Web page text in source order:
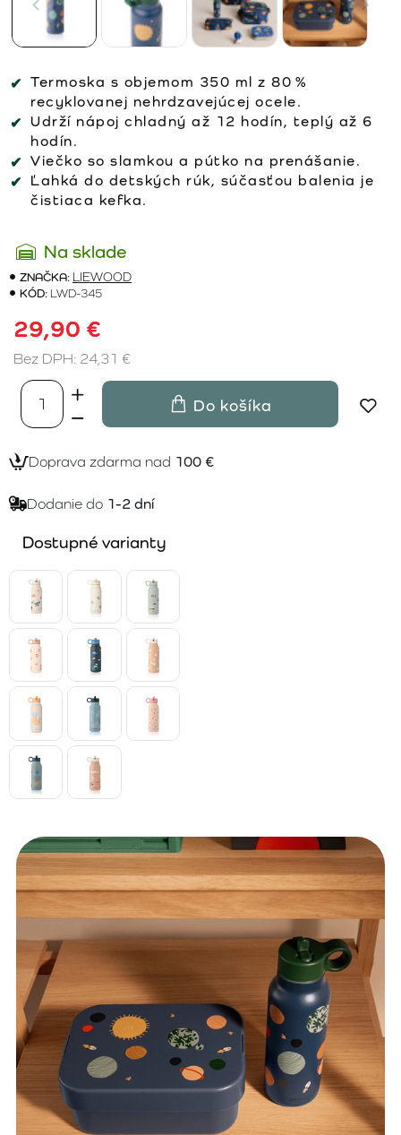
Termoska s objemom 350 ml z 80 %
recyklovanej nehrdzavejúcej ocele.
Udrží nápoj chladný až 12 hodín, teplý až 6
hodín.
Viečko so slamkou a pútko na prenášanie.
Ľahká do detských rúk, súčasťou balenia je
čistiaca kefka.
Na sklade
ZNAČKA: LIEWOOD
KÓD: LWD-345
29,90 €
Bez DPH: 24,31 €
Do košíka
Doprava zdarma nad 100 €
Dodanie do 1-2 dní
Dostupné varianty